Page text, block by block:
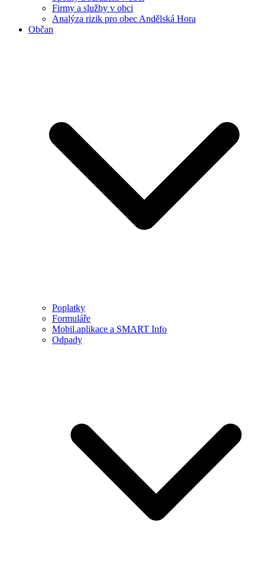
Firmy a služby v obci
Analýza rizik pro obec Andělská Hora
Občan
Poplatky
Formuláře
Mobil.aplikace a SMART Info
Odpady